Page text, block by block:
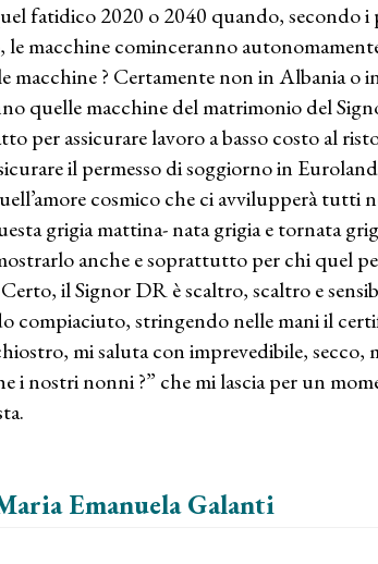
fatidico 2020 o 2040 quando, secondo
le macchine cominceranno
macchine ? Certamente non in Albania o
quelle macchine del matrimonio del
per assicurare lavoro a basso costo al
il permesso di soggiorno in
cosmico che ci avvilupperà tutti
grigia mattina- nata grigia e tornata
anche e soprattutto per chi quel
il Signor DR è scaltro, scaltro e
compiaciuto, stringendo nelle mani il
mi saluta con imprevedibile, secco,
i nostri nonni ?” che mi lascia per un
Emanuela Galanti